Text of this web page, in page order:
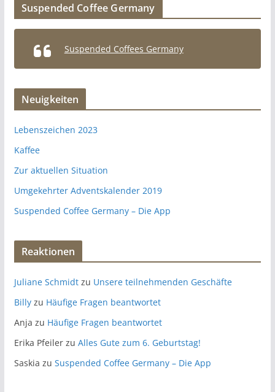
Suspended Coffee Germany
Suspended Coffees Germany
Neuigkeiten
Lebenszeichen 2023
Kaffee
Zur aktuellen Situation
Umgekehrter Adventskalender 2019
Suspended Coffee Germany – Die App
Reaktionen
Juliane Schmidtzu Unsere teilnehmenden Geschäfte
Billyzu Häufige Fragen beantwortet
Anja zu Häufige Fragen beantwortet
Erika Pfeilerzu Alles Gute zum 6. Geburtstag!
Saskia zu Suspended Coffee Germany – Die App